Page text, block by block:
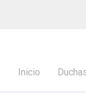
Inicio